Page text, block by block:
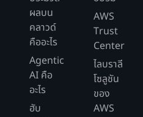
ผลบน
คลาวด์
คืออะไร
Agentic
AI คือ
อะไร
ฮับ
AWS
Trust
Center
ไลบราลี
โซลูชัน
ของ
AWS